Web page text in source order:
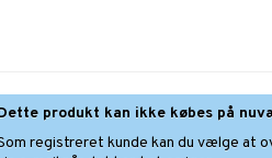
produkt kan ikke købes på
registreret kunde kan du vælge at